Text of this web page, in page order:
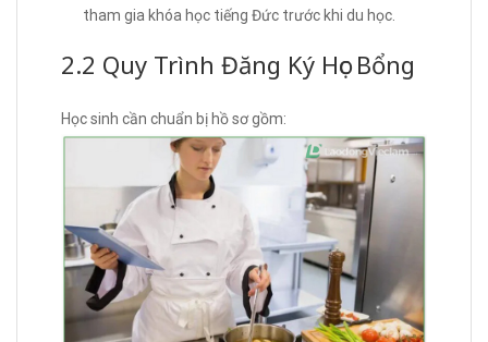
tham gia khóa học tiếng Đức trước khi du học.
2.2 Quy Trình Đăng Ký Học Bổng
Học sinh cần chuẩn bị hồ sơ gồm: